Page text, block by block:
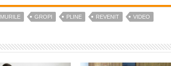
GROPI PLINE REVENIT VIDEO